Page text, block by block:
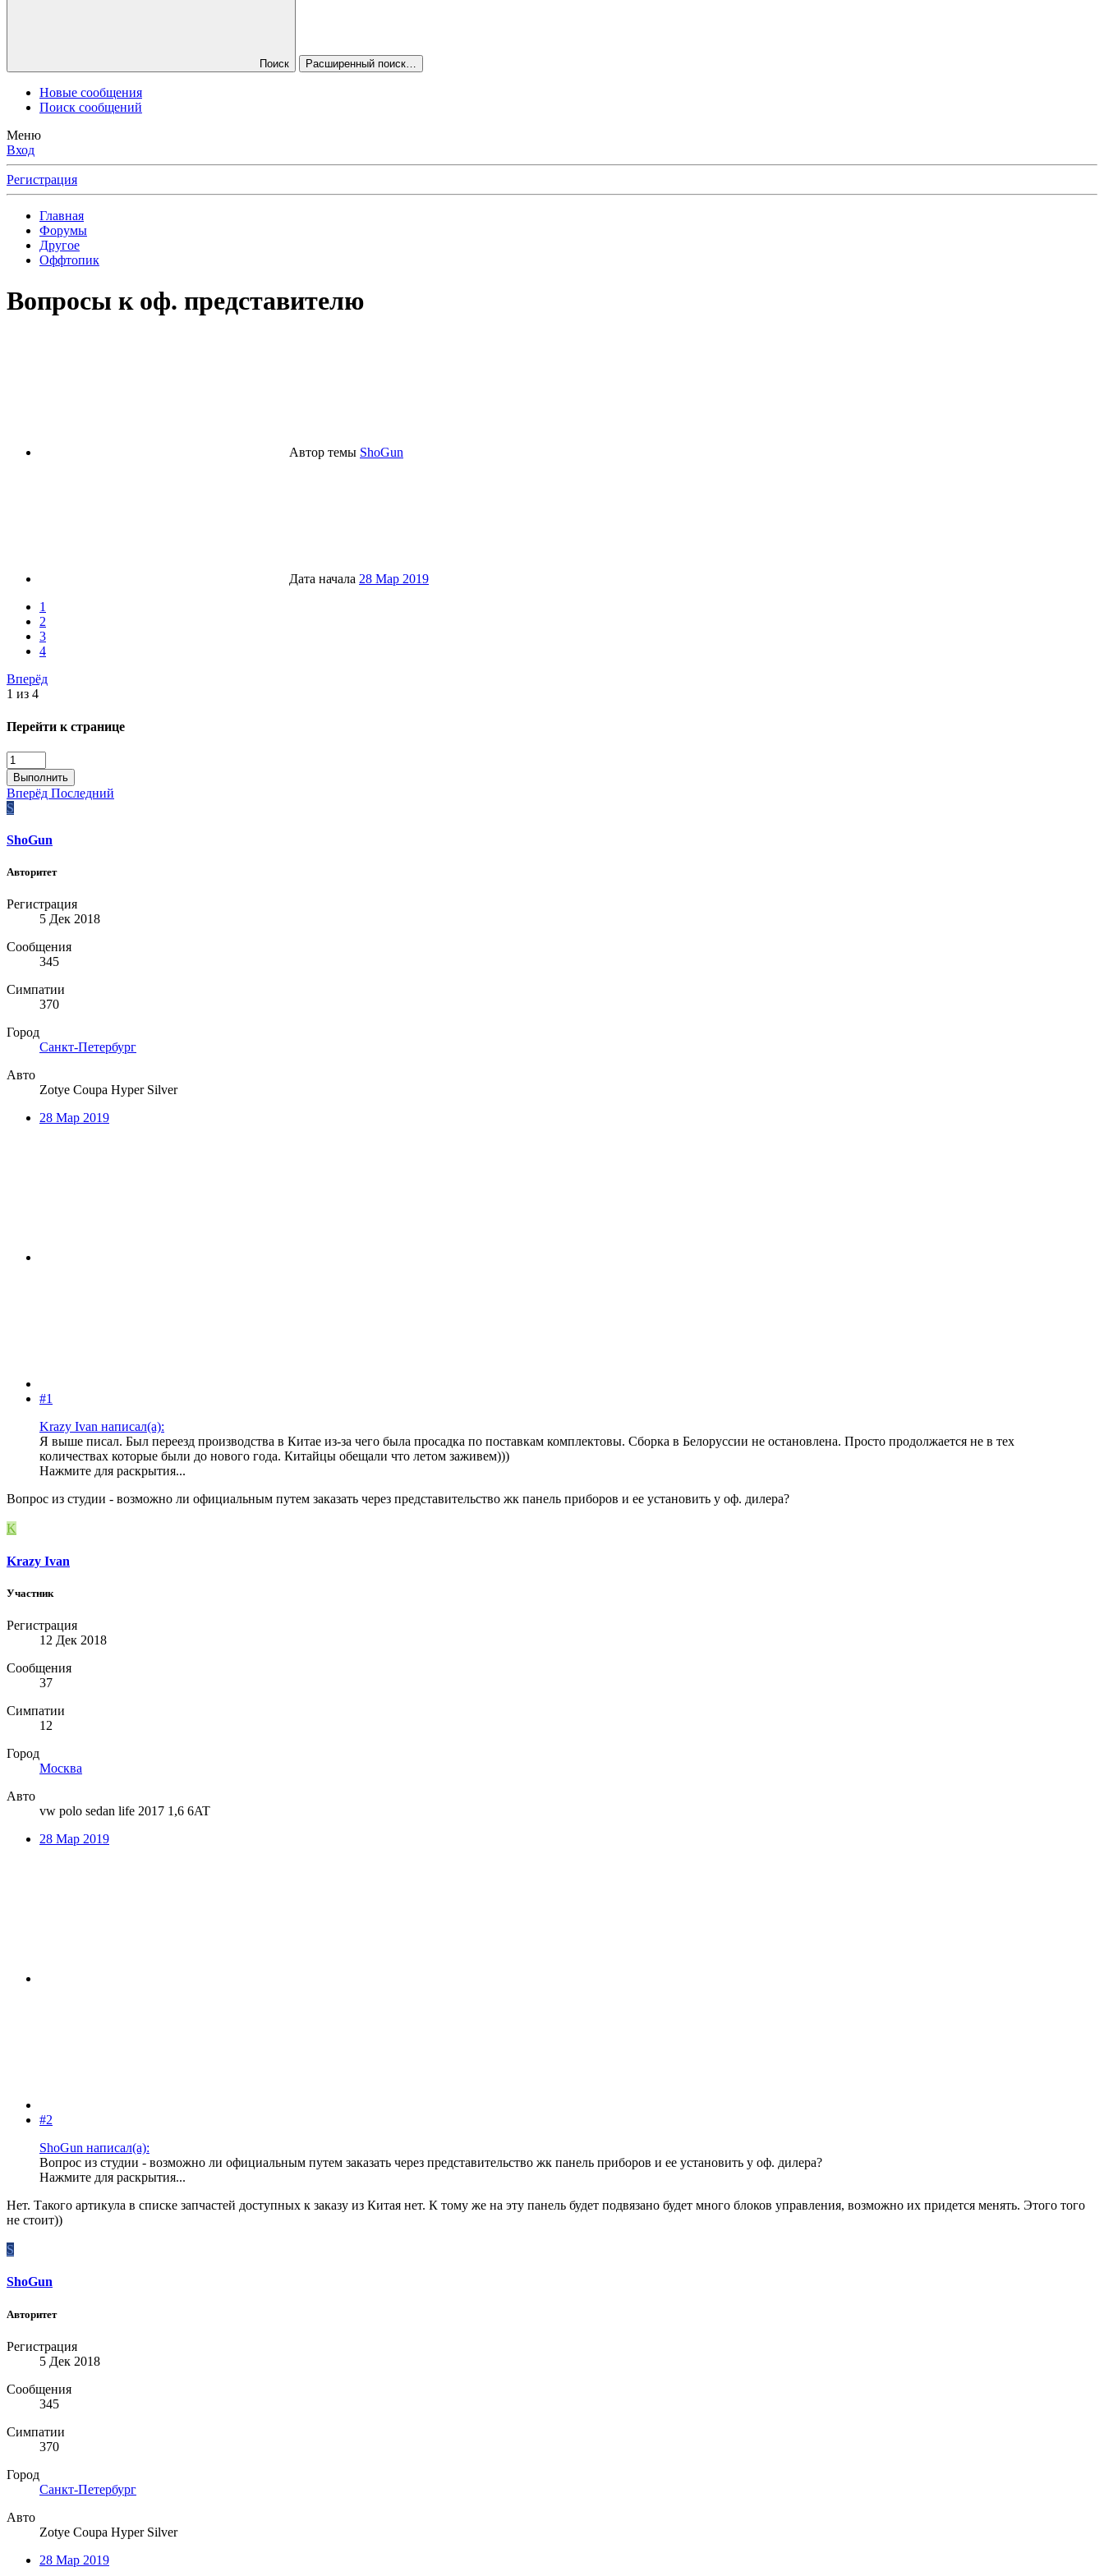
Поиск Расширенный поиск…
Новые сообщения
Поиск сообщений
Меню
Вход
Регистрация
Главная
Форумы
Другое
Оффтопик
Вопросы к оф. представителю
Автор темы ShoGun
Дата начала 28 Мар 2019
1
2
3
4
Вперёд
1 из 4
Перейти к странице
Выполнить
Вперёд Последний
S
ShoGun
Авторитет
Регистрация
5 Дек 2018
Сообщения
345
Симпатии
370
Город
Санкт-Петербург
Авто
Zotye Coupa Hyper Silver
28 Мар 2019
#1
Krazy Ivan написал(а):
Я выше писал. Был переезд производства в Китае из-за чего была просадка по поставкам комплектовы. Сборка в Белоруссии не остановлена. Просто продолжается не в тех
количествах которые были до нового года. Китайцы обещали что летом заживем)))
Нажмите для раскрытия...
Вопрос из студии - возможно ли официальным путем заказать через представительство жк панель приборов и ее установить у оф. дилера?
K
Krazy Ivan
Участник
Регистрация
12 Дек 2018
Сообщения
37
Симпатии
12
Город
Москва
Авто
vw polo sedan life 2017 1,6 6AT
28 Мар 2019
#2
ShoGun написал(а):
Вопрос из студии - возможно ли официальным путем заказать через представительство жк панель приборов и ее установить у оф. дилера?
Нажмите для раскрытия...
Нет. Такого артикула в списке запчастей доступных к заказу из Китая нет. К тому же на эту панель будет подвязано будет много блоков управления, возможно их придется менять. Этого того
не стоит))
S
ShoGun
Авторитет
Регистрация
5 Дек 2018
Сообщения
345
Симпатии
370
Город
Санкт-Петербург
Авто
Zotye Coupa Hyper Silver
28 Мар 2019